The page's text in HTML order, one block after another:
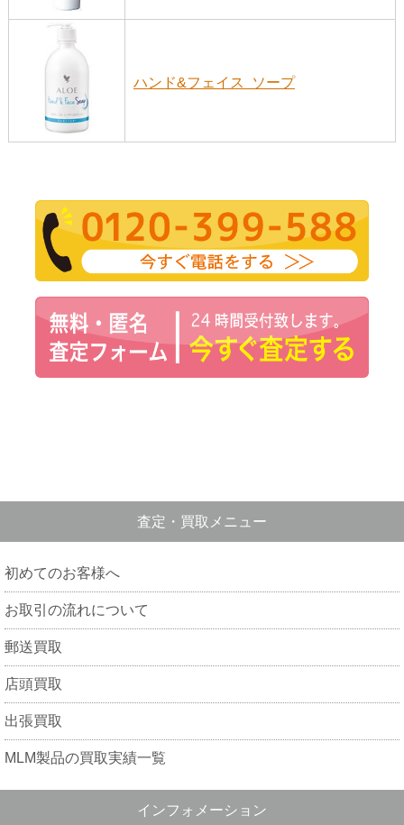
ハンド&フェイス ソープ
査定・買取メニュー
初めてのお客様へ
お取引の流れについて
郵送買取
店頭買取
出張買取
MLM製品の買取実績一覧
インフォメーション